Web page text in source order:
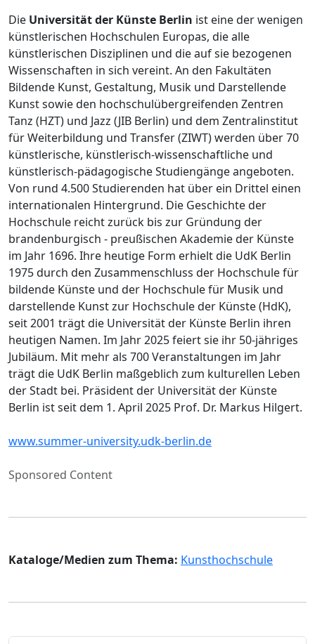
Die Universität der Künste Berlin ist eine der wenigen
künstlerischen Hochschulen Europas, die alle
künstlerischen Disziplinen und die auf sie bezogenen
Wissenschaften in sich vereint. An den Fakultäten
Bildende Kunst, Gestaltung, Musik und Darstellende
Kunst sowie den hochschulübergreifenden Zentren
Tanz (HZT) und Jazz (JIB Berlin) und dem Zentralinstitut
für Weiterbildung und Transfer (ZIWT) werden über 70
künstlerische, künstlerisch-wissenschaftliche und
künstlerisch-pädagogische Studiengänge angeboten.
Von rund 4.500 Studierenden hat über ein Drittel einen
internationalen Hintergrund. Die Geschichte der
Hochschule reicht zurück bis zur Gründung der
brandenburgisch - preußischen Akademie der Künste
im Jahr 1696. Ihre heutige Form erhielt die UdK Berlin
1975 durch den Zusammenschluss der Hochschule für
bildende Künste und der Hochschule für Musik und
darstellende Kunst zur Hochschule der Künste (HdK),
seit 2001 trägt die Universität der Künste Berlin ihren
heutigen Namen. Im Jahr 2025 feiert sie ihr 50-jähriges
Jubiläum. Mit mehr als 700 Veranstaltungen im Jahr
trägt die UdK Berlin maßgeblich zum kulturellen Leben
der Stadt bei. Präsident der Universität der Künste
Berlin ist seit dem 1. April 2025 Prof. Dr. Markus Hilgert.
www.summer-university.udk-berlin.de
Sponsored Content
Kataloge/Medien zum Thema: Kunsthochschule